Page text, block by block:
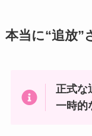
本当に“追放”
正式な
一時的